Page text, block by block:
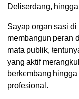
Deliserdang,
Sayap organisasi
membangun peran
mata publik,
yang aktif
berkembang
profesional.